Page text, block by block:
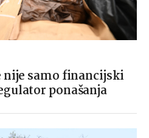
nije samo financijski
ponašanja